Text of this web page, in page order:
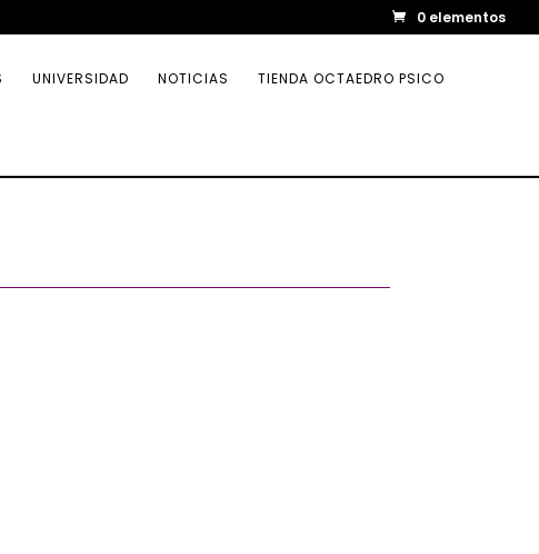
0 elementos
UNIVERSIDAD NOTICIAS TIENDA OCTAEDRO PSICO